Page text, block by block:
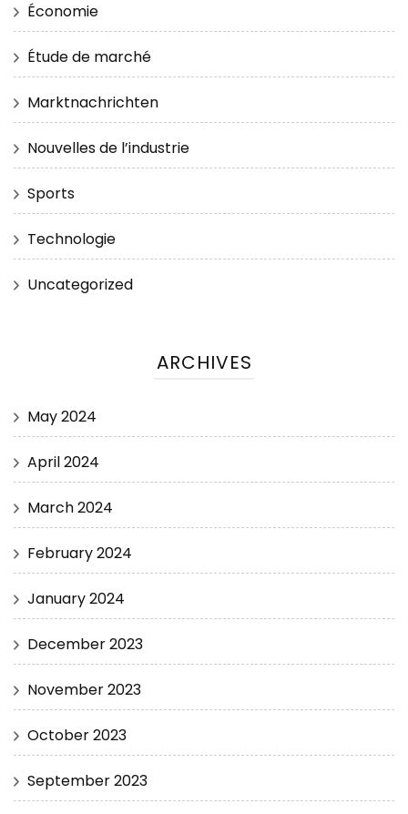
Économie
Étude de marché
Marktnachrichten
Nouvelles de l’industrie
Sports
Technologie
Uncategorized
ARCHIVES
May 2024
April 2024
March 2024
February 2024
January 2024
December 2023
November 2023
October 2023
September 2023